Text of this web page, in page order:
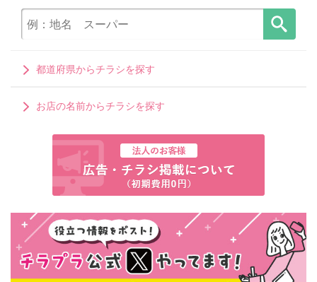
都道府県からチラシを探す
お店の名前からチラシを探す